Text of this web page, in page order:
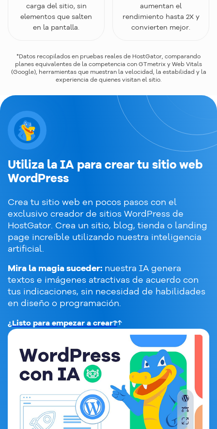
carga del sitio, sin
elementos que salten
en la pantalla.
aumentan el
rendimiento hasta 2X y
convierten mejor.
*Datos recopilados en pruebas reales de HostGator, comparando
planes equivalentes de la competencia con GTmetrix y Web Vitals
(Google), herramientas que muestran la velocidad, la estabilidad y la
experiencia de quienes visitan el sitio.
Utiliza la IA para crear tu sitio web
WordPress
Crea tu sitio web en pocos pasos con el
exclusivo creador de sitios WordPress de
HostGator. Crea un sitio, blog, tienda o landing
page increíble utilizando nuestra inteligencia
artificial.
Mira la magia suceder: nuestra IA genera
textos e imágenes atractivas de acuerdo con
tus indicaciones, sin necesidad de habilidades
en diseño o programación.
¿Listo para empezar a crear?